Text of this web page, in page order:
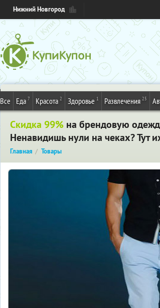
Нижний Новгород
Все Еда 7 Красота 2 Здоровье 1 Развлечения 25
Скидка 99% на брендовую
Ненавидишь нули на чеках? Тут
Главная Товары